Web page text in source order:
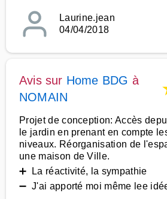
Laurine.jean
04/04/2018
Avis sur Home BDG à
NOMAIN
Projet de conception: Accès
le jardin en prenant en compte
niveaux. Réorganisation de
une maison de Ville.
➕ La réactivité, la sympathie
➖ J'ai apporté moi même lee